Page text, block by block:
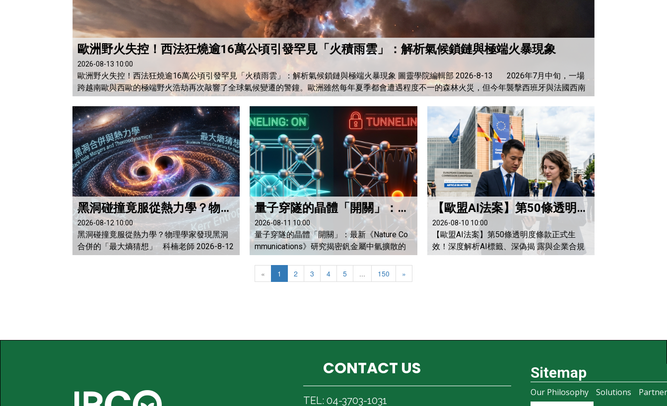
歐洲野火失控！西法狂燒逾16萬公頃引發罕見「火積雨雲」：解析氣候鎖鏈與極端火暴現象
2026-08-13 10:00
歐洲野火失控！西法狂燒逾16萬公頃引發罕見「火積雨雲」：解析氣候鎖鏈與極端火暴現象 圖靈學院編輯部 2026-8-13 2026年7月中旬，一場
跨越南歐與西歐的極端野火浩劫再次敲響了全球氣候變遷的警鐘。歐洲雖然每年夏季都會遭遇程度不一的森林火災，但今年襲擊西班牙與法國西南
部的火勢，其毀滅性與擴散速度均創下數十年來新高。根據美國國家航空暨太空總署（NASA）地球觀測站（Ea...
黑洞碰撞竟服從熱力學？物理學家發現黑洞合併的「最大熵猜想」
2026-08-12 10:00
黑洞碰撞竟服從熱力學？物理學家發現黑洞
合併的「最大熵猜想」 科楠老師 2026-8-12
一、 引言：強重力場劇變中的驚人秩序
裂周圍的...
量子穿隧的晶體「開關」：最新《Nature Communications》研究揭密釩金屬中氫擴散的量子之謎
2026-08-11 10:00
量子穿隧的晶體「開關」：最新《Nature Co
mmunications》研究揭密釩金屬中氫擴散的
量子之謎 科楠老師 2026-8-11 在全球追
求乾淨能源與碳中和的浪潮中，氫能（Hydro
gen Energy）被寄予厚望。然而，如何高效
【歐盟AI法案】第50條透明度條款正式生效！深度解析AI標籤、深偽揭 露與企業合規的五大關鍵衝擊
2026-08-10 10:00
【歐盟AI法案】第50條透明度條款正式生
效！深度解析AI標籤、深偽揭 露與企業合規
的五大關鍵衝擊 圖靈學院編輯部 2026-8-10
« 1 2 3 4 5 ... 150 »
CONTACT US
TEL: 04-3703-1031
Sitemap
Our Philosophy Solutions